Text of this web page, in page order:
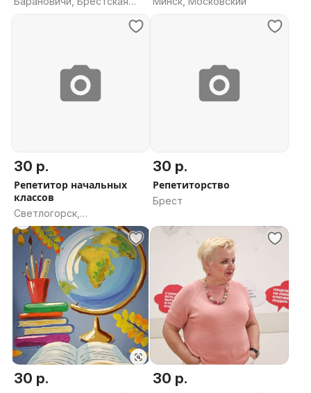
30 р.
Репетитор начальных
классов
Светлогорск,
Светлогорский район,
Гомельская область
30 р.
Репетиторство
Брест
30 р. 30 р.